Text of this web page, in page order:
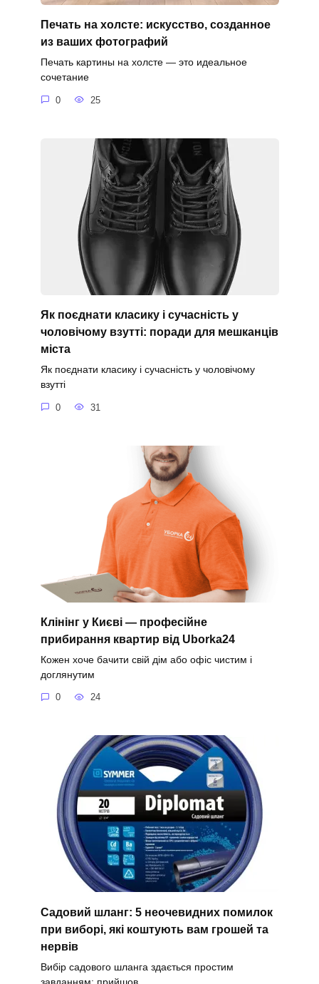
Печать на холсте: искусство, созданное
из ваших фотографий
Печать картины на холсте — это идеальное
сочетание
0 25
Як поєднати класику і сучасність у
чоловічому взутті: поради для мешканців
міста
Як поєднати класику і сучасність у чоловічому
взутті
0 31
Клінінг у Києві — професійне
прибирання квартир від Uborka24
Кожен хоче бачити свій дім або офіс чистим і
доглянутим
0 24
Садовий шланг: 5 неочевидних помилок
при виборі, які коштують вам грошей та
нервів
Вибір садового шланга здається простим
завданням: прийшов